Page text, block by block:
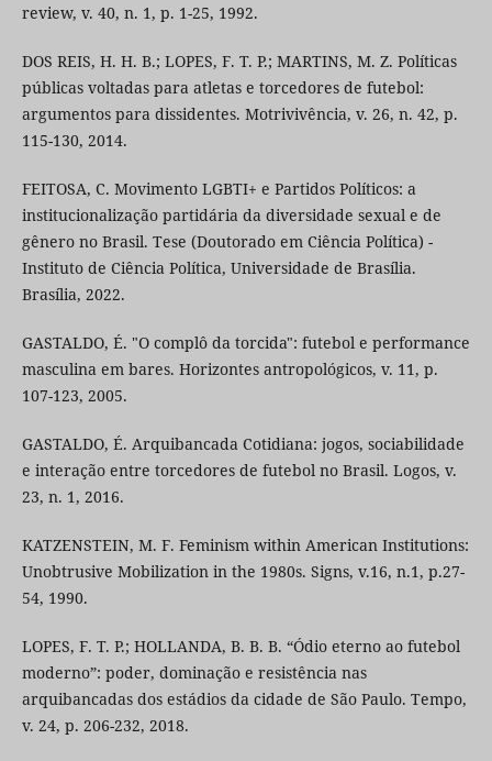
review, v. 40, n. 1, p. 1-25, 1992.
DOS REIS, H. H. B.; LOPES, F. T. P.; MARTINS, M. Z. Políticas
públicas voltadas para atletas e torcedores de futebol:
argumentos para dissidentes. Motrivivência, v. 26, n. 42, p.
115-130, 2014.
FEITOSA, C. Movimento LGBTI+ e Partidos Políticos: a
institucionalização partidária da diversidade sexual e de
gênero no Brasil. Tese (Doutorado em Ciência Política) -
Instituto de Ciência Política, Universidade de Brasília.
Brasília, 2022.
GASTALDO, É. "O complô da torcida": futebol e performance
masculina em bares. Horizontes antropológicos, v. 11, p.
107-123, 2005.
GASTALDO, É. Arquibancada Cotidiana: jogos, sociabilidade
e interação entre torcedores de futebol no Brasil. Logos, v.
23, n. 1, 2016.
KATZENSTEIN, M. F. Feminism within American Institutions:
Unobtrusive Mobilization in the 1980s. Signs, v.16, n.1, p.27-
54, 1990.
LOPES, F. T. P.; HOLLANDA, B. B. B. “Ódio eterno ao futebol
moderno”: poder, dominação e resistência nas
arquibancadas dos estádios da cidade de São Paulo. Tempo,
v. 24, p. 206-232, 2018.